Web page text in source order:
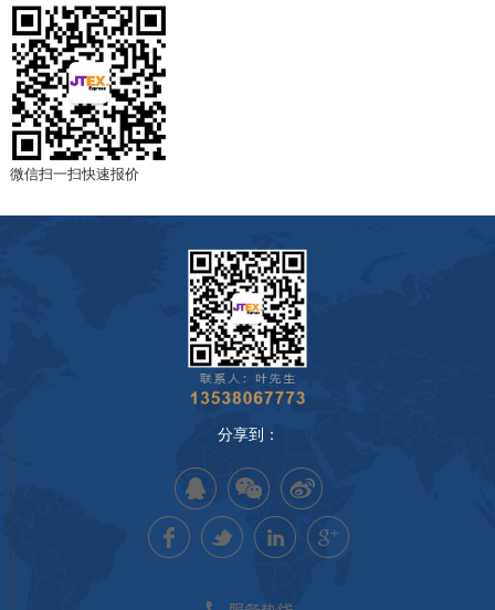
四川省
贵州省
云南省
黑龙江省
吉林省
辽宁省
天津
北京
河北省
山西省
微信扫一扫快速报价
分享到：